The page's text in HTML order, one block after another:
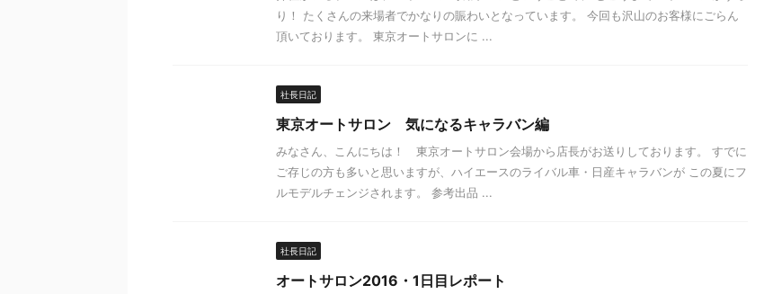
り！ たくさんの来場者でかなりの賑わいとなっています。 今回も沢山のお客様にごらん
頂いております。 東京オートサロンに ...
社長日記
東京オートサロン 気になるキャラバン編
みなさん、こんにちは！ 東京オートサロン会場から店長がお送りしております。 すでに
ご存じの方も多いと思いますが、ハイエースのライバル車・日産キャラバンが この夏にフ
ルモデルチェンジされます。 参考出品 ...
社長日記
オートサロン2016・1日目レポート